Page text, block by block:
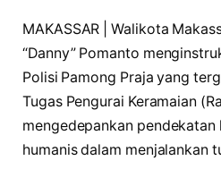
MAKASSAR | Walikota
“Danny” Pomanto
Polisi Pamong Praja yang
Tugas Pengurai Keramaian
mengedepankan pendekatan
humanis dalam menjalankan